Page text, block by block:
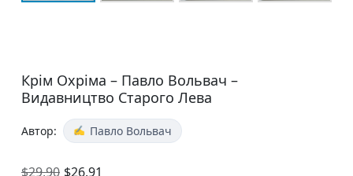
Крім Охріма – Павло Вольвач –
Видавництво Старого Лева
Автор: Павло Вольвач
$29,90 $26,91